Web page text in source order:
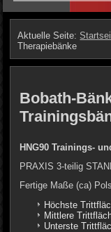
Aktuelle Seite:
Therapiebänke
Bobath-
HNG90 Trainings-
PRAXIS 3-teilig
Fertige Maße (ca)
Höchste
Mittlere
Unterste